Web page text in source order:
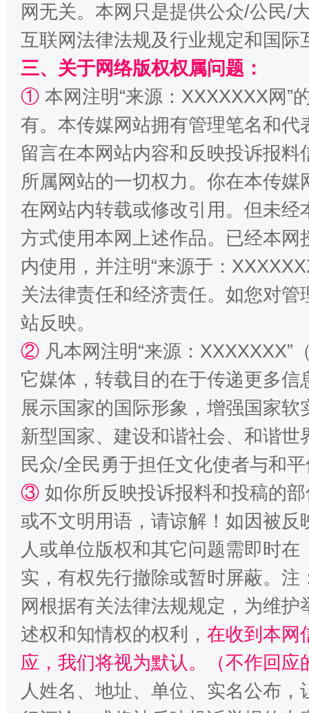
国家大学科技园优化重塑工作
扯下公款旅游的“隐身衣” 如何以
“蜀中异人”王建安的艺术幻境
网无关。本网只是提供公众/公民/
互联网法律法规及行业规定和国
三、关于网络版权权属问题：
① 本网注明“来源：XXXXXXX网”
有。本传媒网站拥有管理笔名和
留言在本网站内容和反映投诉报
所属网站的一切权力。你在本传
在网站内转载或修改引用。但未
方式使用本网上述作品。已经本
内使用，并注明“来源于：
关法律责任和经济责任。如您对
站反映。
② 凡本网注明“来源：
它媒体，转载目的在于传递更多
展示国家的国际形象，增强国家
新型国家、建设和谐社会、和谐
民众/全民勇于担任文化使者与和
③ 如你所反映投诉报料和投稿的
或不文明用语，请谅解！如因被
人或单位版权和其它问题需即时在
实，有权先行撤除或暂时屏蔽。
网根据有关法律法规规定，为维
述权和知情权的权利， 在收到本网
应，我们将视为默认。（不作回应
人姓名、地址、单位、实名公布